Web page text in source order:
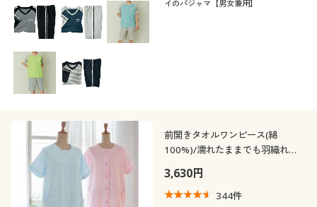
イのパジャマ【男女兼用】
前開きタオルワンピース(綿
100%)/濡れたままでも羽織れる
3,630円
344件